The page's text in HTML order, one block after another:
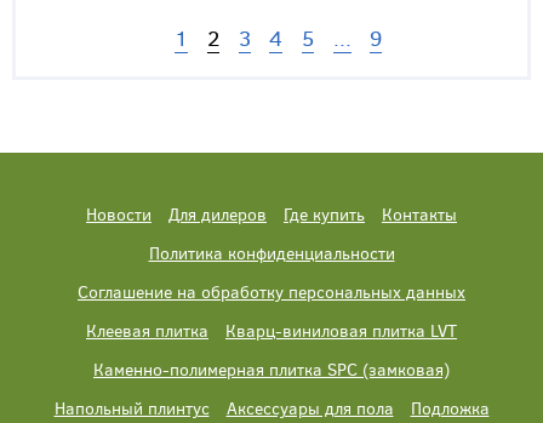
1 2 3 4 5 ... 9
Новости Для дилеров Где купить
Контакты
Политика конфиденциальности
Соглашение на обработку персональных данных
Клеевая плитка
Кварц-виниловая плитка LVT
Каменно-полимерная плитка SPC (замковая)
Напольный плинтус
Аксессуары для пола Подложка